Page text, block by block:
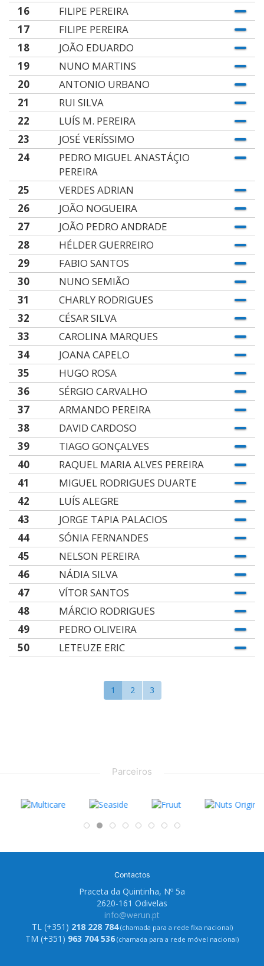
16
FILIPE PEREIRA
17
FILIPE PEREIRA
18
JOÃO EDUARDO
19
NUNO MARTINS
20
ANTONIO URBANO
21
RUI SILVA
22
LUÍS M. PEREIRA
23
JOSÉ VERÍSSIMO
24
PEDRO MIGUEL ANASTÁÇIO
PEREIRA
25
VERDES ADRIAN
26
JOÃO NOGUEIRA
27
JOÃO PEDRO ANDRADE
28
HÉLDER GUERREIRO
29
FABIO SANTOS
30
NUNO SEMIÃO
31
CHARLY RODRIGUES
32
CÉSAR SILVA
33
CAROLINA MARQUES
34
JOANA CAPELO
35
HUGO ROSA
36
SÉRGIO CARVALHO
37
ARMANDO PEREIRA
38
DAVID CARDOSO
39
TIAGO GONÇALVES
40
RAQUEL MARIA ALVES PEREIRA
41
MIGUEL RODRIGUES DUARTE
42
LUÍS ALEGRE
43
JORGE TAPIA PALACIOS
44
SÓNIA FERNANDES
45
NELSON PEREIRA
46
NÁDIA SILVA
47
VÍTOR SANTOS
48
MÁRCIO RODRIGUES
49
PEDRO OLIVEIRA
50
LETEUZE ERIC
1 2 3
Parceiros
Contactos
Praceta da Quintinha, Nº 5a
2620-161 Odivelas
info@werun.pt
TL (+351) 218 228 784(chamada para a rede fixa nacional)
TM (+351) 963 704 536 (chamada para a rede móvel nacional)